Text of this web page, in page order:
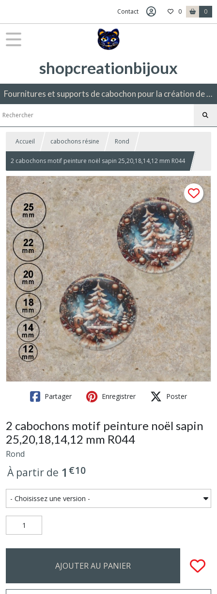
Contact 0 0
shopcreationbijoux
Fournitures et supports de cabochon pour la création de bijoux fantaisie.
Accueil cabochons résine Rond
2 cabochons motif peinture noël sapin 25,20,18,14,12 mm R044
Partager Enregistrer Poster
2 cabochons motif peinture noël sapin
25,20,18,14,12 mm R044
Rond
À partir de 1 €10
AJOUTER AU PANIER